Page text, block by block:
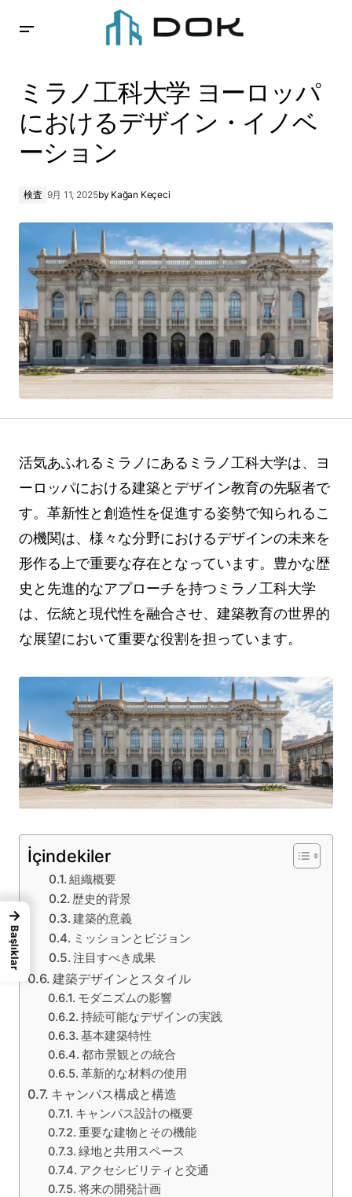
ション
ミラノ工科大学 ヨーロッパ
におけるデザイン・イノベ
ーション
検査 9月 11, 2025by Kağan Keçeci
活気あふれるミラノにあるミラノ工科大学は、ヨ
ーロッパにおける建築とデザイン教育の先駆者で
す。革新性と創造性を促進する姿勢で知られるこ
の機関は、様々な分野におけるデザインの未来を
形作る上で重要な存在となっています。豊かな歴
史と先進的なアプローチを持つミラノ工科大学
は、伝統と現代性を融合させ、建築教育の世界的
な展望において重要な役割を担っています。
İçindekiler
組織概要
歴史的背景
建築的意義
ミッションとビジョン
注目すべき成果
建築デザインとスタイル
モダニズムの影響
持続可能なデザインの実践
基本建築特性
都市景観との統合
革新的な材料の使用
キャンパス構成と構造
キャンパス設計の概要
重要な建物とその機能
緑地と共用スペース
アクセシビリティと交通
将来の開発計画
→
Başlıklar